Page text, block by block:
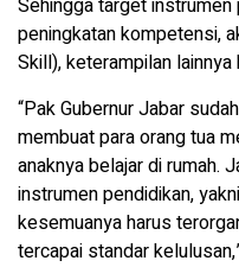
Sehingga target
peningkatan kompetensi,
Skill), keterampilan
“Pak Gubernur Jabar
membuat para orang tua
anaknya belajar di rumah.
instrumen pendidikan,
kesemuanya harus
tercapai standar